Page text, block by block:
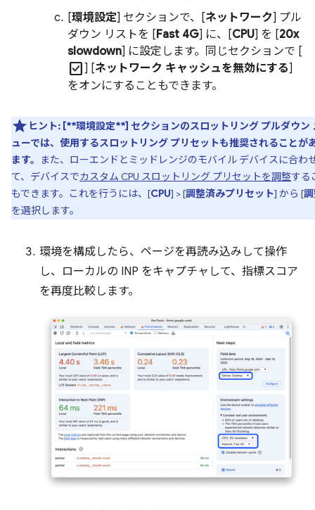
[環境設定] セクションで、[ネットワーク] プル
ダウン リストを [Fast 4G] に、[CPU] を [20x
slowdown] に設定します。同じセクションで [
check_box] [ネットワーク キャッシュを無効にする]
をオンにすることもできます。
ヒント: [**環境設定**] セクションのスロットリング プルダウン
ューでは、使用するスロットリング プリセットも推奨されることが
ます。
また、ローエンドとミッドレンジのモバイル デバイスに合わ
て、デバイスでカスタム CPU スロットリング プリセットを調整する
もできます。これを行うには、[CPU] > [調整済みプリセット] から [
を選択します。
環境を構成したら、ページを再読み込みして操作
し、ローカルの INP をキャプチャして、指標スコア
を再度比較します。